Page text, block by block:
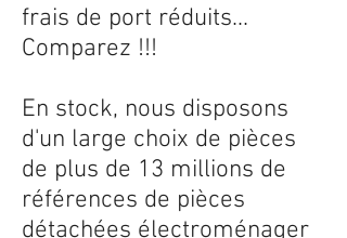
frais de port réduits...
Comparez !!!
En stock, nous disposons
d'un large choix de pièces
de plus de 13 millions de
références de pièces
détachées électroménager